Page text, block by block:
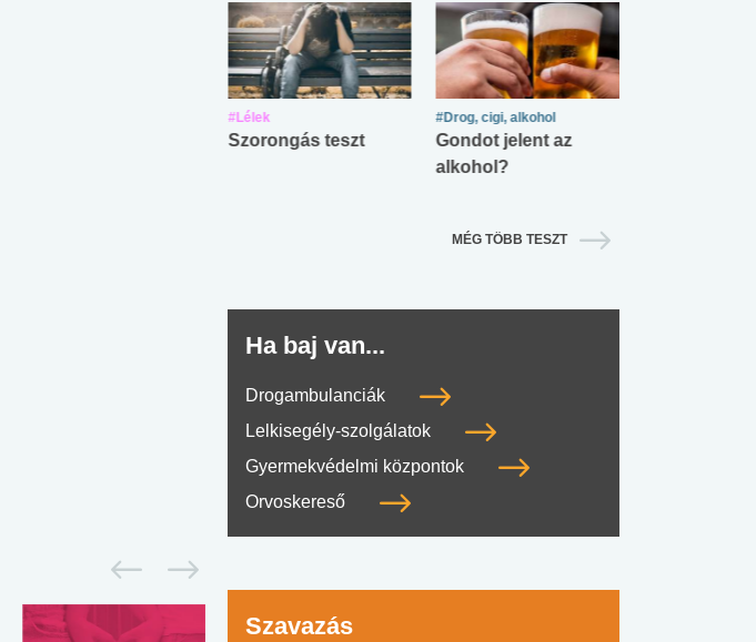
#Lélek
Szorongás teszt
#Drog, cigi, alkohol
Gondot jelent az
alkohol?
MÉG TÖBB TESZT
Ha baj van...
Drogambulanciák
Lelkisegély-szolgálatok
Gyermekvédelmi központok
Orvoskereső
Szavazás